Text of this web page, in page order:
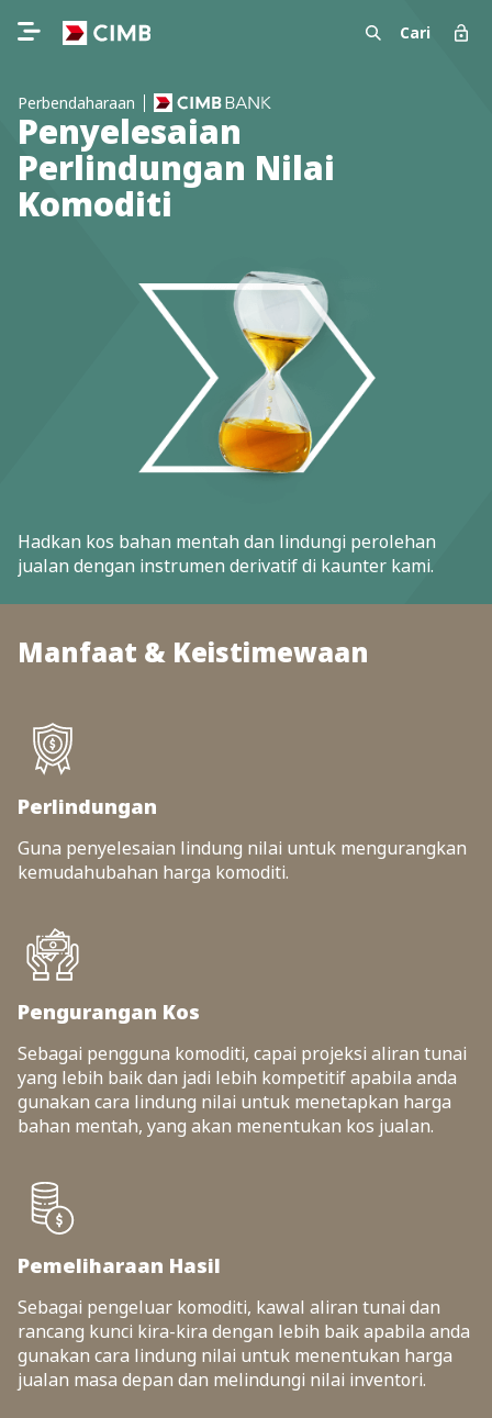
Cari
Perbendaharaan
Penyelesaian
Perlindungan Nilai
Komoditi
Hadkan kos bahan mentah dan lindungi perolehan
jualan dengan instrumen derivatif di kaunter kami.
Manfaat & Keistimewaan
Perlindungan
Guna penyelesaian lindung nilai untuk mengurangkan
kemudahubahan harga komoditi.
Pengurangan Kos
Sebagai pengguna komoditi, capai projeksi aliran tunai
yang lebih baik dan jadi lebih kompetitif apabila anda
gunakan cara lindung nilai untuk menetapkan harga
bahan mentah, yang akan menentukan kos jualan.
Pemeliharaan Hasil
Sebagai pengeluar komoditi, kawal aliran tunai dan
rancang kunci kira-kira dengan lebih baik apabila anda
gunakan cara lindung nilai untuk menentukan harga
jualan masa depan dan melindungi nilai inventori.